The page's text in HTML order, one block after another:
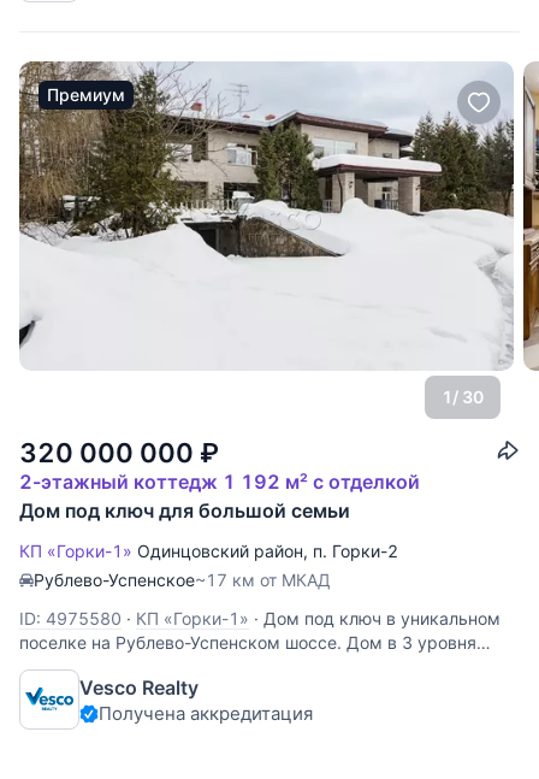
Премиум
1/ 30
320 000 000 ₽
2-этажный коттедж 1 192 м² с отделкой
Дом под ключ для большой семьи
КП «Горки-1» Одинцовский район, п. Горки-2
Рублево-Успенское~17 км от МКАД
ID: 4975580 · КП «Горки-1» · Дом под ключ в уникальном
поселке на Рублево-Успенском шоссе. Дом в 3 уровня
построен из кирпича. На 1192 квадратных метрах
гармонично расположились: 5 спальных комнат, 3
комнаты свободного назначения, кухня-гостиная-столовая,
Vesco Realty
Получена аккредитация